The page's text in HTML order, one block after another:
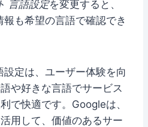
言語設定を変更すると、
も希望の言語で確認でき
定は、ユーザー体験を向
や好きな言語でサービス
で快適です。Googleは、
用して、価値のあるサー